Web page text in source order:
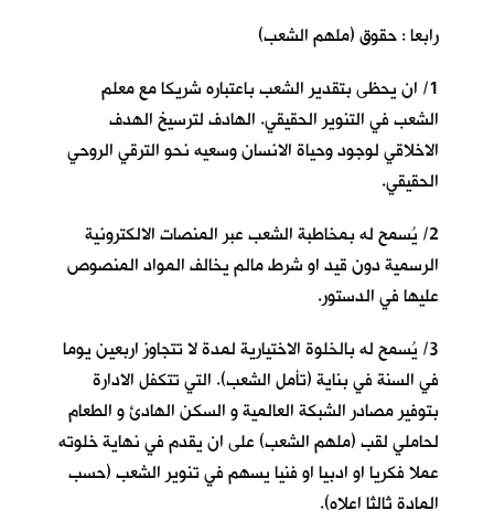
رابعا : حقوق (ملهم الشعب)
1/ ان يحظى بتقدير الشعب باعتباره شريكا مع معلم
الشعب في التنوير الحقيقي. الهادف لترسيخ الهدف
الاخلاقي لوجود وحياة الانسان وسعيه نحو الترقي الروحي
الحقيقي.
2/ يُسمح له بمخاطبة الشعب عبر المنصات الالكترونية
الرسمية دون قيد او شرط مالم يخالف المواد المنصوص
عليها في الدستور.
3/ يُسمح له بالخلوة الاختيارية لمدة لا تتجاوز اربعين يوما
في السنة في بناية (تأمل الشعب). التي تتكفل الادارة
بتوفير مصادر الشبكة العالمية و السكن الهادئ و الطعام
لحاملي لقب (ملهم الشعب) على ان يقدم في نهاية خلوته
عملا فكريا او ادبيا او فنيا يسهم في تنوير الشعب (حسب
المادة ثالثا اعلاه).